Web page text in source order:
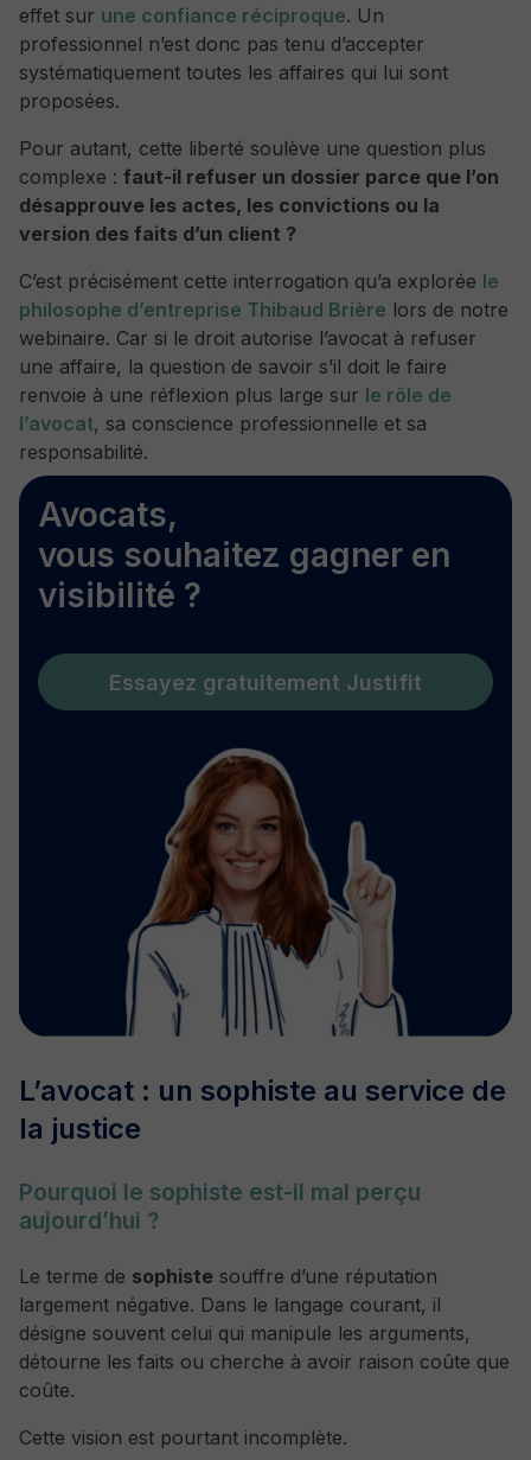
effet sur une confiance réciproque. Un
professionnel n’est donc pas tenu d’accepter
systématiquement toutes les affaires qui lui sont
proposées.
Pour autant, cette liberté soulève une question plus
complexe : faut-il refuser un dossier parce que l’on
désapprouve les actes, les convictions ou la
version des faits d’un client ?
C’est précisément cette interrogation qu’a explorée le
philosophe d’entreprise Thibaud Brière lors de notre
webinaire. Car si le droit autorise l’avocat à refuser
une affaire, la question de savoir s’il doit le faire
renvoie à une réflexion plus large sur le rôle de
l’avocat, sa conscience professionnelle et sa
responsabilité.
Avocats,
vous souhaitez gagner en
visibilité ?
Essayez gratuitement Justifit
L’avocat : un sophiste au service de
la justice
Pourquoi le sophiste est-il mal perçu
aujourd’hui ?
Le terme de sophiste souffre d’une réputation
largement négative. Dans le langage courant, il
désigne souvent celui qui manipule les arguments,
détourne les faits ou cherche à avoir raison coûte que
coûte.
Cette vision est pourtant incomplète.